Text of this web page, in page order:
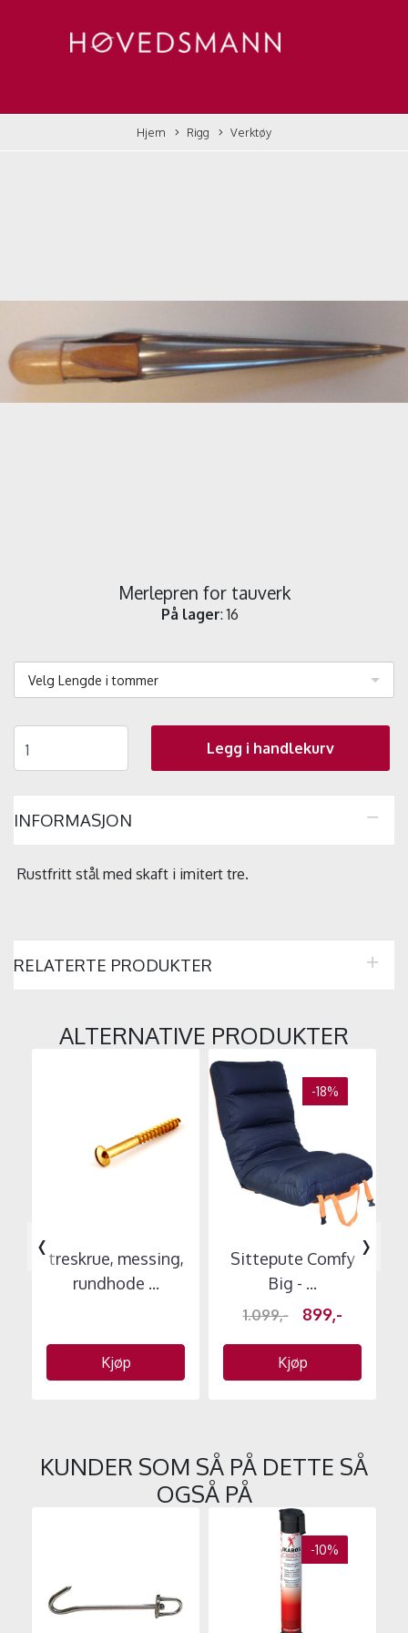
Hjem Rigg Verktøy
Merlepren for tauverk
På lager: 16
Velg Lengde i tommer
Legg i handlekurv
INFORMASJON
Rustfritt stål med skaft i imitert tre.
RELATERTE PRODUKTER
ALTERNATIVE PRODUKTER
treskrue, messing,
rundhode ...
Kjøp
-18%
Sittepute Comfy
Big - ...
1.099,- 899,-
Kjøp
‹ ›
KUNDER SOM SÅ PÅ DETTE SÅ
OGSÅ PÅ
-10%